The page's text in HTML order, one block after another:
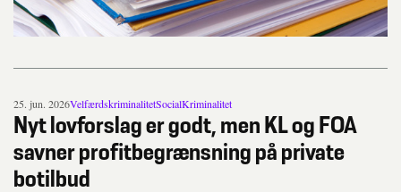
25. jun. 2026VelfærdskriminalitetSocialKriminalitet
Nyt lovforslag er godt, men KL og FOA
savner profitbegrænsning på private
botilbud